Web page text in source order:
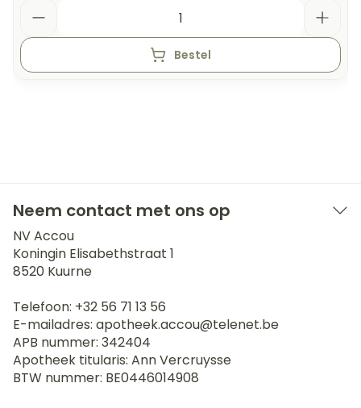
Bestel
Neem contact met ons op
NV Accou
Koningin Elisabethstraat 1
8520 Kuurne
Telefoon: +32 56 71 13 56
E-mailadres: apotheek.accou@telenet.be
APB nummer: 342404
Apotheek titularis: Ann Vercruysse
BTW nummer: BE0446014908